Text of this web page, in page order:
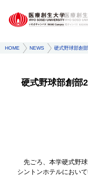
HOME NEWS 硬式野球部創
硬式野球部創部
先ごろ、本学硬式野球
シントンホテルにおいて